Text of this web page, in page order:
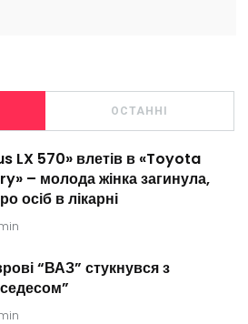
ОСТАННІ
LX 570» влетів в «Toyota
– молода жінка загинула,
осіб в лікарні
“ВАЗ” стукнувся з